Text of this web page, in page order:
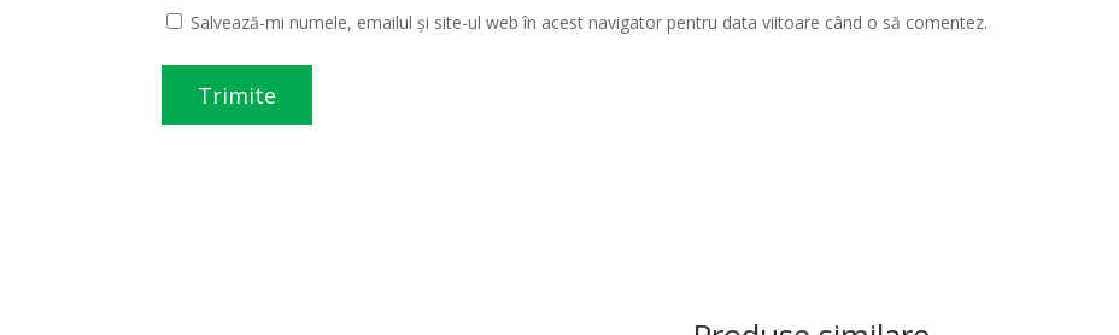
Salvează-mi numele, emailul și site-ul web în acest navigator pentru data viitoare când o să comentez.